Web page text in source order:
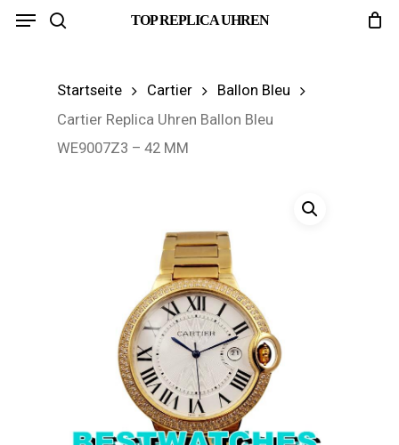
Skip
TOP REPLICA UHREN
Menu
Startseite Cartier
Ballon Bleu
Cartier Replica Uhren Ballon Bleu
WE9007Z3 – 42 MM